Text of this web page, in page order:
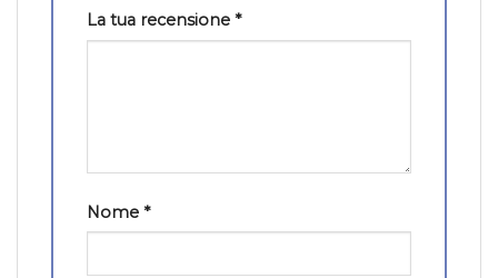
La tua recensione *
Nome *